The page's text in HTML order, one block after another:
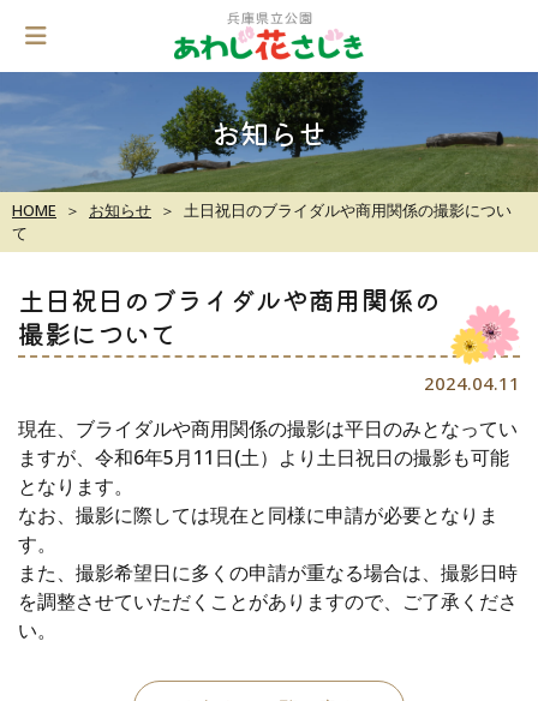
content
お知らせ
HOME お知らせ
土日祝日のブライダルや商用関係の撮影につい
て
土日祝日のブライダルや商用関係の
撮影について
2024.04.11
現在、ブライダルや商用関係の撮影は平日のみとなってい
ますが、令和6年5月11日(土）より土日祝日の撮影も可能
となります。
なお、撮影に際しては現在と同様に申請が必要となりま
す。
また、撮影希望日に多くの申請が重なる場合は、撮影日時
を調整させていただくことがありますので、ご了承くださ
い。